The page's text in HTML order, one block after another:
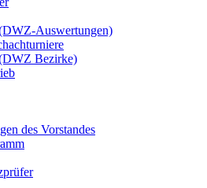
Auswertungen)
Bezirke)
des Vorstandes